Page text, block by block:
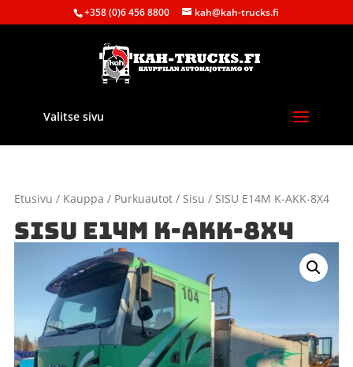
+358 (0)6 456 8800 kah@kah-trucks.fi
Valitse sivu
Etusivu / Kauppa / Purkuautot/ Sisu / SISU E14M K-AKK-8X4
SISU E14M K-AKK-8X4